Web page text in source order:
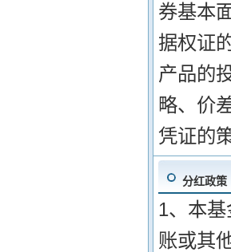
券基本
据权证
产品的
略、价
凭证的
分红政策
1、本
账或其